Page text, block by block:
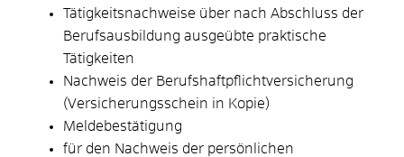
Tätigkeitsnachweise über nach Abschluss der
Berufsausbildung ausgeübte praktische
Tätigkeiten
Nachweis der Berufshaftpflichtversicherung
(Versicherungsschein in Kopie)
Meldebestätigung
für den Nachweis der persönlichen